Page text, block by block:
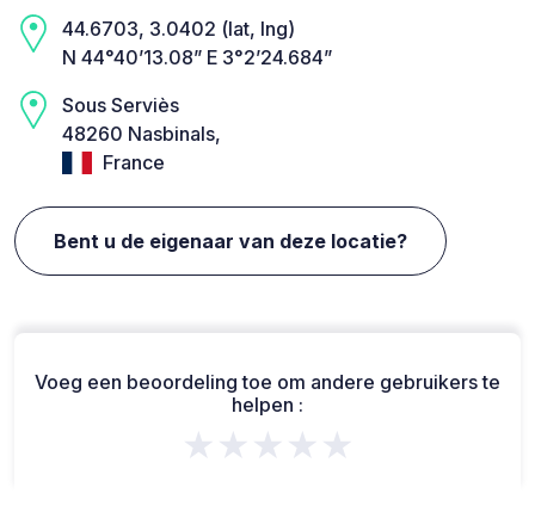
44.6703, 3.0402 (lat, lng)
N 44°40’13.08” E 3°2’24.684”
Sous Serviès
48260 Nasbinals,
France
Bent u de eigenaar van deze locatie?
Voeg een beoordeling toe om andere gebruikers te
helpen :
★★★★★